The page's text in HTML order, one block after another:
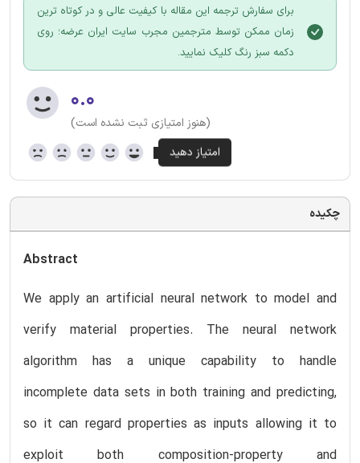
برای سفارش ترجمه این مقاله با کیفیت عالی و در کوتاه ترین
زمان ممکن توسط مترجمین مجرب سایت ایران عرضه؛ روی
دکمه سبز رنگ کلیک نمایید.
۰.۰
(هنوز امتیازی ثبت نشده است)
چکیده
Abstract
We apply an artificial neural network to model and
verify material properties. The neural network
algorithm has a unique capability to handle
incomplete data sets in both training and predicting,
so it can regard properties as inputs allowing it to
exploit both composition-property and